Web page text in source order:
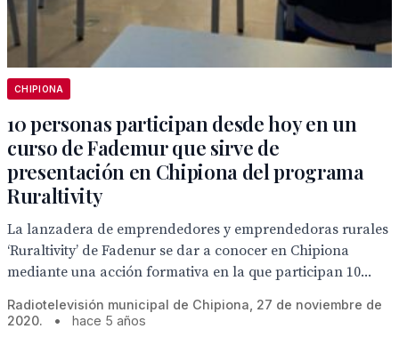
CHIPIONA
10 personas participan desde hoy en un
curso de Fademur que sirve de
presentación en Chipiona del programa
Ruraltivity
La lanzadera de emprendedores y emprendedoras rurales
‘Ruraltivity’ de Fadenur se dar a conocer en Chipiona
mediante una acción formativa en la que participan 10...
Radiotelevisión municipal de Chipiona, 27 de noviembre de
2020.
• hace 5 años